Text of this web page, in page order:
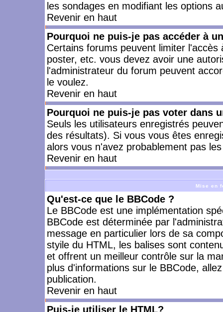
les sondages en modifiant les options
Revenir en haut
Pourquoi ne puis-je pas accéder à
Certains forums peuvent limiter
poster, etc. vous devez avoir une
l'administrateur du forum peuvent
le voulez.
Revenir en haut
Pourquoi ne puis-je pas voter dans
Seuls les utilisateurs enregistrés
des résultats). Si vous vous êtes
alors vous n'avez probablement pas
Revenir en haut
Mise en
Qu'est-ce que le BBCode ?
Le BBCode est une implémentation
BBCode est déterminée par
message en particulier lors de sa
styile du HTML, les balises sont
et offrent un meilleur contrôle sur la
plus d'informations sur le BBCode,
publication.
Revenir en haut
Puis-je utiliser le HTML?